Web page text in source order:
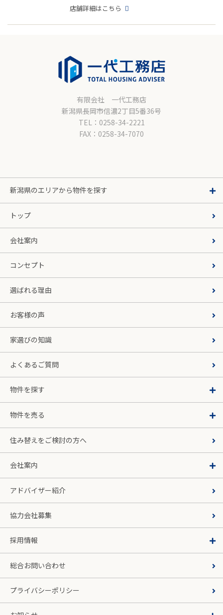
店舗詳細はこちら
有限会社 一代工務店
新潟県長岡市信濃2丁目5番36号
TEL：0258-34-2221
FAX：0258-34-7070
新潟県のエリアから物件を探す
トップ
会社案内
コンセプト
選ばれる理由
お客様の声
家選びの知識
よくあるご質問
物件を探す
物件を売る
住み替えをご検討の方へ
会社案内
アドバイザー紹介
協力会社募集
採用情報
総合お問い合わせ
プライバシーポリシー